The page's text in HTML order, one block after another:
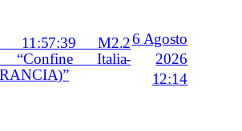
11:57:39 M2.2
“Confine Italia-
6 Agosto
2026
12:14